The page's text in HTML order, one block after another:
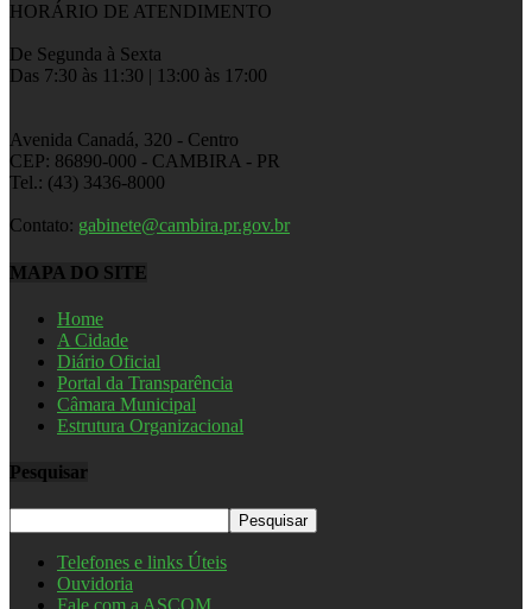
HORÁRIO DE ATENDIMENTO
De Segunda à Sexta
Das 7:30 às 11:30 | 13:00 às 17:00
Avenida Canadá, 320 - Centro
CEP: 86890-000 - CAMBIRA - PR
Tel.: (43) 3436-8000
Contato: gabinete@cambira.pr.gov.br
MAPA DO SITE
Home
A Cidade
Diário Oficial
Portal da Transparência
Câmara Municipal
Estrutura Organizacional
Pesquisar
Telefones e links Úteis
Ouvidoria